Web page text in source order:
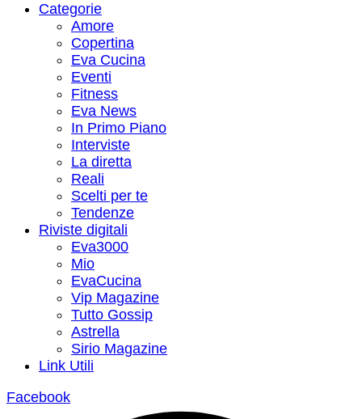
Categorie
Amore
Copertina
Eva Cucina
Eventi
Fitness
Eva News
In Primo Piano
Interviste
La diretta
Reali
Scelti per te
Tendenze
Riviste digitali
Eva3000
Mio
EvaCucina
Vip Magazine
Tutto Gossip
Astrella
Sirio Magazine
Link Utili
Facebook